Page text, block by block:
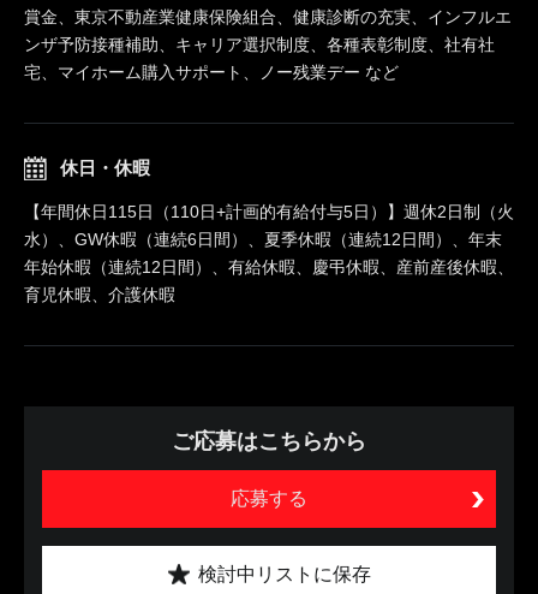
賞金、東京不動産業健康保険組合、健康診断の充実、インフルエ
ンザ予防接種補助、キャリア選択制度、各種表彰制度、社有社
宅、マイホーム購入サポート、ノー残業デー など
休日・休暇
【年間休日115日（110日+計画的有給付与5日）】週休2日制（火
水）、GW休暇（連続6日間）、夏季休暇（連続12日間）、年末
年始休暇（連続12日間）、有給休暇、慶弔休暇、産前産後休暇、
育児休暇、介護休暇
ご応募はこちらから
応募する
検討中リストに保存